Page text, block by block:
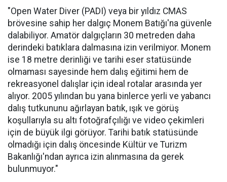
"Open Water Diver (PADI) veya bir yıldız CMAS
brövesine sahip her dalgıç Monem Batığı'na güvenle
dalabiliyor. Amatör dalgıçların 30 metreden daha
derindeki batıklara dalmasına izin verilmiyor. Monem
ise 18 metre derinliği ve tarihi eser statüsünde
olmaması sayesinde hem dalış eğitimi hem de
rekreasyonel dalışlar için ideal rotalar arasında yer
alıyor. 2005 yılından bu yana binlerce yerli ve yabancı
dalış tutkununu ağırlayan batık, ışık ve görüş
koşullarıyla su altı fotoğrafçılığı ve video çekimleri
için de büyük ilgi görüyor. Tarihi batık statüsünde
olmadığı için dalış öncesinde Kültür ve Turizm
Bakanlığı'ndan ayrıca izin alınmasına da gerek
bulunmuyor."